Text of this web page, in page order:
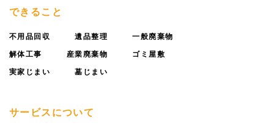
できること
不用品回収 遺品整理 一般廃棄物
解体工事 産業廃棄物 ゴミ屋敷
実家じまい 墓じまい
サービスについて